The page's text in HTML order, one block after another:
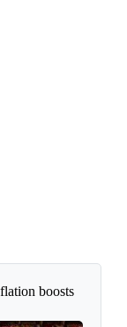
boosts